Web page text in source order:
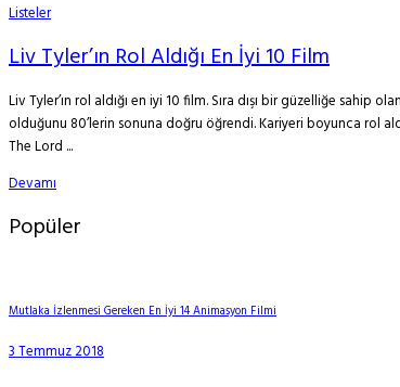
Listeler
Liv Tyler’ın Rol Aldığı En İyi 10 Film
Liv Tyler’ın rol aldığı en iyi 10 film. Sıra dışı bir güzelliğe
olduğunu 80’lerin sonuna doğru öğrendi. Kariyeri boyunca rol
The Lord ...
Devamı
Popüler
Mutlaka İzlenmesi Gereken En İyi 14 Animasyon Filmi
3 Temmuz 2018